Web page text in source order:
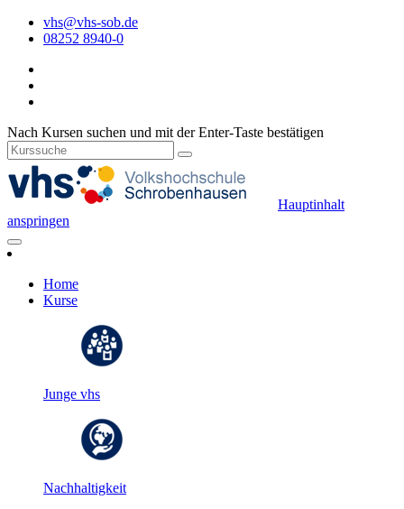
vhs@vhs-sob.de
08252 8940-0
Nach Kursen suchen und mit der Enter-Taste bestätigen
Hauptinhalt
anspringen
Home
Kurse
Junge vhs
Nachhaltigkeit